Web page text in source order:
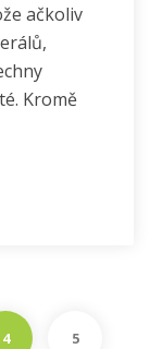
ačkoliv
Kromě
4 5